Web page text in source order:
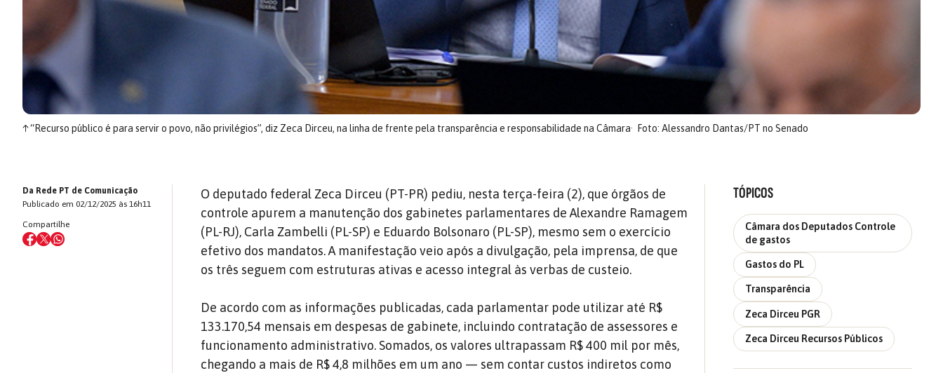
↑“Recurso público é para servir o povo, não privilégios”, diz Zeca Dirceu, na linha de frente pela transparência e responsabilidade na Câmara Foto: Alessandro Dantas/PT no Senado
Da Rede PT de Comunicação
Publicado em 02/12/2025 às 16h11
Compartilhe
O deputado federal Zeca Dirceu (PT-PR) pediu, nesta terça-feira (2), que órgãos de
controle apurem a manutenção dos gabinetes parlamentares de Alexandre Ramagem
(PL-RJ), Carla Zambelli (PL-SP) e Eduardo Bolsonaro (PL-SP), mesmo sem o exercício
efetivo dos mandatos. A manifestação veio após a divulgação, pela imprensa, de que
os três seguem com estruturas ativas e acesso integral às verbas de custeio.
De acordo com as informações publicadas, cada parlamentar pode utilizar até R$
133.170,54 mensais em despesas de gabinete, incluindo contratação de assessores e
funcionamento administrativo. Somados, os valores ultrapassam R$ 400 mil por mês,
chegando a mais de R$ 4,8 milhões em um ano — sem contar custos indiretos como
TÓPICOS
Câmara dos Deputados Controle
de gastos
Gastos do PL
Transparência
Zeca Dirceu PGR
Zeca Dirceu Recursos Públicos